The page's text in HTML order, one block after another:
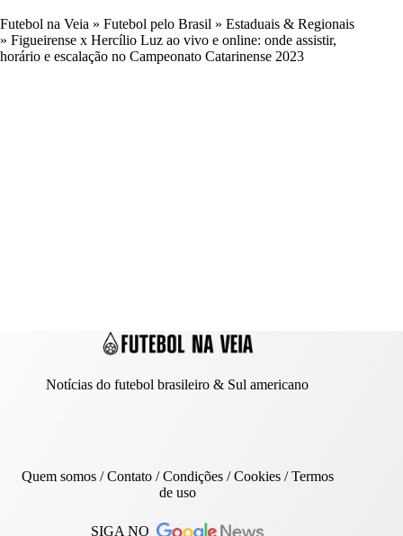
Futebol na Veia » Futebol pelo Brasil » Estaduais & Regionais
» Figueirense x Hercílio Luz ao vivo e online: onde assistir,
horário e escalação no Campeonato Catarinense 2023
Notícias do futebol brasileiro & Sul americano
Quem somos/Contato/ Condições /Cookies/Termos
de uso
SIGA NO